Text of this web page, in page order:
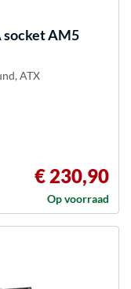
socket AM5
ATX
€ 230,90
Op voorraad